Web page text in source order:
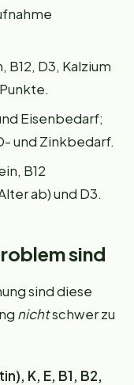
B12, D3, Kalzium
Eisenbedarf;
und Zinkbedarf.
B12
ab) und D3.
sind
sind diese
nichtschwer zu
K, E, B1, B2,